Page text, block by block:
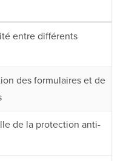
entre différents
des formulaires et de
de la protection anti-